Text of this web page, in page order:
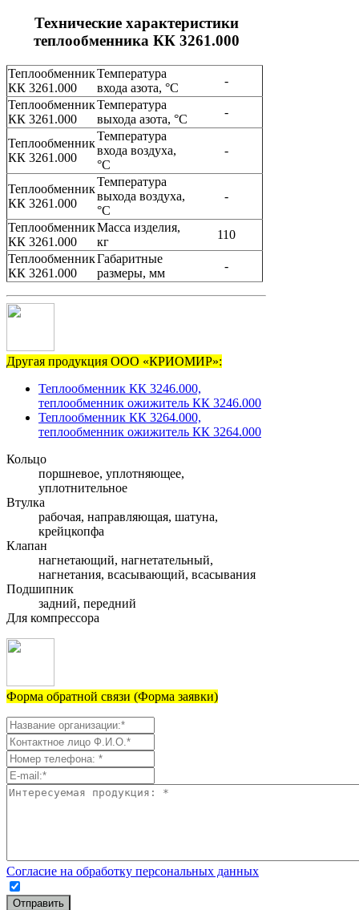
Технические характеристики
теплообменника КК 3261.000
Теплообменник
КК 3261.000
Температура
входа азота, °C
-
Теплообменник
КК 3261.000
Температура
выхода азота, °C
-
Теплообменник
КК 3261.000
Температура
входа воздуха,
°C
-
Теплообменник
КК 3261.000
Температура
выхода воздуха,
°C
-
Теплообменник
КК 3261.000
Масса изделия,
кг
110
Теплообменник
КК 3261.000
Габаритные
размеры, мм
-
Другая продукция ООО «КРИОМИР»:
Теплообменник КК 3246.000,
теплообменник ожижитель КК 3246.000
Теплообменник КК 3264.000,
теплообменник ожижитель КК 3264.000
Кольцо
поршневое, уплотняющее,
уплотнительное
Втулка
рабочая, направляющая, шатуна,
крейцкопфа
Клапан
нагнетающий, нагнетательный,
нагнетания, всасывающий, всасывания
Подшипник
задний, передний
Для компрессора
Форма обратной связи (Форма заявки)
Согласие на обработку персональных данных
Отправить